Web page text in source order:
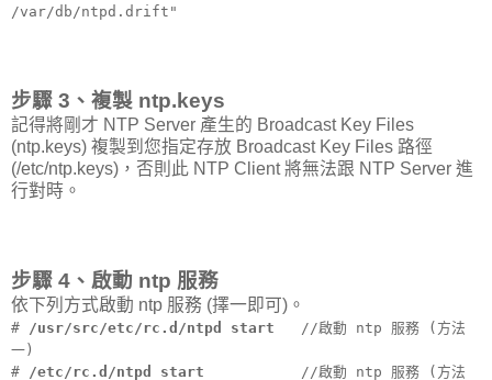
/var/db/ntpd.drift"
步驟 3、複製 ntp.keys
記得將剛才 NTP Server 產生的 Broadcast Key Files
(ntp.keys) 複製到您指定存放 Broadcast Key Files 路徑
(/etc/ntp.keys)，否則此 NTP Client 將無法跟 NTP Server 進
行對時。
步驟 4、啟動 ntp 服務
依下列方式啟動 ntp 服務 (擇一即可)。
# /usr/src/etc/rc.d/ntpd start //啟動 ntp 服務 (方法
一)
# /etc/rc.d/ntpd start
//啟動 ntp 服務 (方法